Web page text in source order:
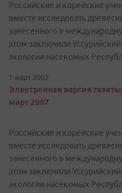
Российские и корейские
вместе исследовать
занесенного в
этом заключили
экологии насекомых
1 март 2007
Электронная версия
март 2007
Российские и корейские
вместе исследовать
занесенного в
этом заключили
экологии насекомых